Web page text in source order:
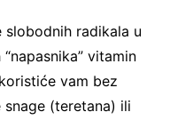
radikala u
vitamin
vam bez
(teretana) ili